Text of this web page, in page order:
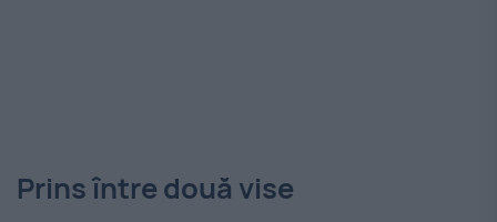
Prins între două vise